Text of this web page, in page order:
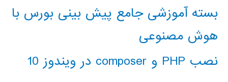
بسته آموزشی جامع پیش بینی بورس با
هوش مصنوعی
نصب PHP و composer در ویندوز 10